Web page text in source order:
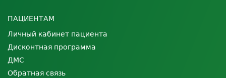
ПАЦИЕНТАМ
Личный кабинет пациента
Дисконтная программа
ДМС
Обратная связь